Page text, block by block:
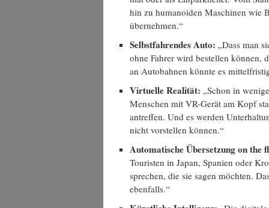
hin zu huma­no­iden Maschi­nen wie
übernehmen.“
Selbst­fah­ren­des Auto: „Dass man
ohne Fah­rer wird bestel­len kön­nen,
an Auto­bah­nen könn­te es
Vir­tu­el­le Rea­li­tät: „Schon in
Men­schen mit VR-Gerät am Kopf
antref­fen. Und es wer­den
nicht vor­stel­len können.“
Auto­ma­ti­sche Über­set­zung on the
Tou­ris­ten in Japan, Spa­ni­en oder
spre­chen, die sie sagen möch­ten.
ebenfalls.“